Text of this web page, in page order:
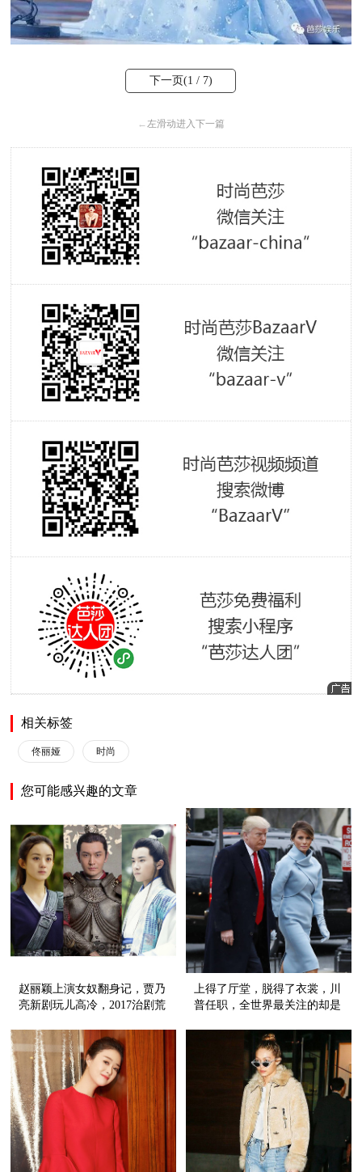
下一页(1 / 7)
←左滑动进入下一篇
相关标签
佟丽娅 时尚
您可能感兴趣的文章
赵丽颖上演女奴翻身记，贾乃
亮新剧玩儿高冷，2017治剧荒
上得了厅堂，脱得了衣裳，川
普任职，全世界最关注的却是